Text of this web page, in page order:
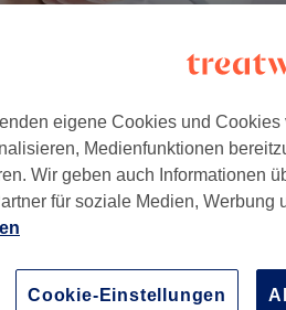
zu Parfümerie Schuback
Wimpernlifting - NUR im
eigene Cookies und
Medienfunktionen
Wir geben auch Informationen
für soziale Medien, Werbung
Cookie-Einstellungen